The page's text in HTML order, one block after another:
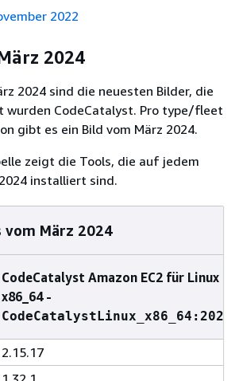
2022
2024
2024 sind die neuesten Bilder, die
wurden CodeCatalyst. Pro type/fleet
gibt es ein Bild vom März 2024.
zeigt die Tools, die auf jedem
installiert sind.
vom März 2024
CodeCatalyst Amazon EC2 für Linux
x86_64 -
2.15.17